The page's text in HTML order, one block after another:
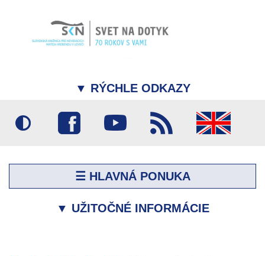
▼ RÝCHLE ODKAZY
☰ HLAVNÁ PONUKA
▼ UŽITOČNÉ INFORMÁCIE